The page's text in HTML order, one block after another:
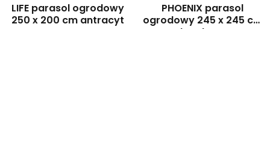
LIFE parasol ogrodowy
250 x 200 cm antracyt
PHOENIX parasol
ogrodowy 245 x 245 cm
bordowy